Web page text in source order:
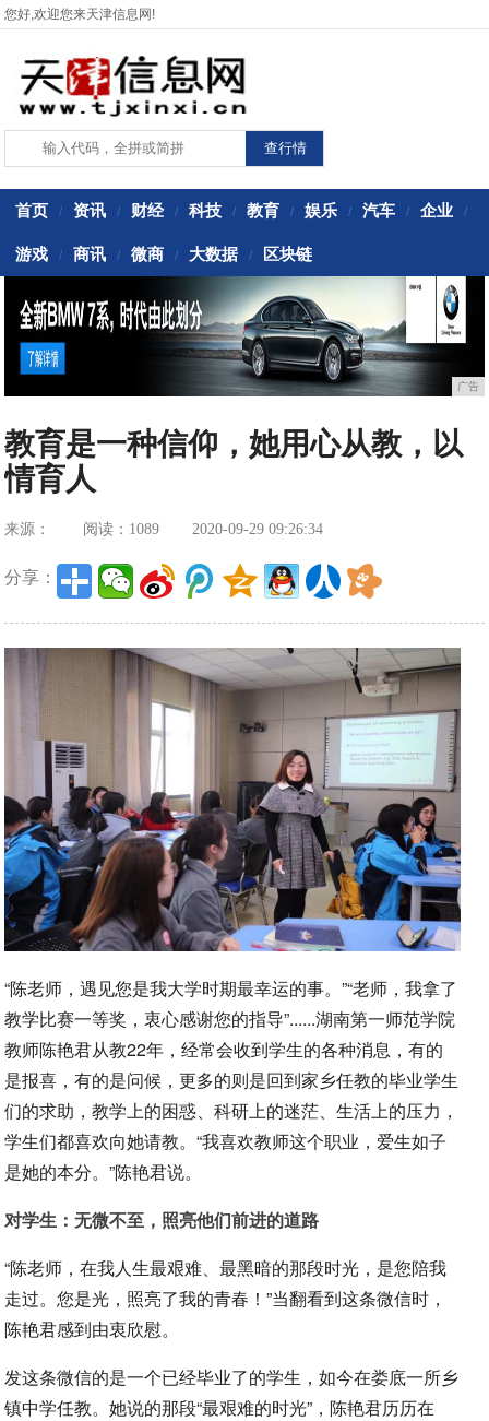
您好,欢迎您来天津信息网!
首页 / 资讯 / 财经 / 科技 / 教育 / 娱乐 / 汽车 / 企业 /
游戏 / 商讯 / 微商 / 大数据 / 区块链
广告
教育是一种信仰，她用心从教，以
情育人
来源： 阅读：1089 2020-09-29 09:26:34
分享：
“陈老师，遇见您是我大学时期最幸运的事。”“老师，我拿了
教学比赛一等奖，衷心感谢您的指导”......湖南第一师范学院
教师陈艳君从教22年，经常会收到学生的各种消息，有的
是报喜，有的是问候，更多的则是回到家乡任教的毕业学生
们的求助，教学上的困惑、科研上的迷茫、生活上的压力，
学生们都喜欢向她请教。“我喜欢教师这个职业，爱生如子
是她的本分。”陈艳君说。
对学生：无微不至，照亮他们前进的道路
“陈老师，在我人生最艰难、最黑暗的那段时光，是您陪我
走过。您是光，照亮了我的青春！”当翻看到这条微信时，
陈艳君感到由衷欣慰。
发这条微信的是一个已经毕业了的学生，如今在娄底一所乡
镇中学任教。她说的那段“最艰难的时光”，陈艳君历历在